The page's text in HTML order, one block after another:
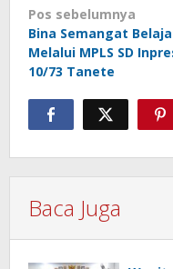
Navigasi
pos
Pos sebelumnya
Bina Semangat
Melalui MPLS SD
10/73 Tanete
Baca Juga